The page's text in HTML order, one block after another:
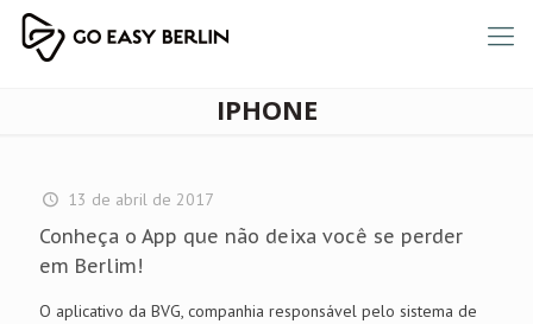
IPHONE
13 de abril de 2017
Conheça o App que não deixa você se perder
em Berlim!
O aplicativo da BVG, companhia responsável pelo sistema de